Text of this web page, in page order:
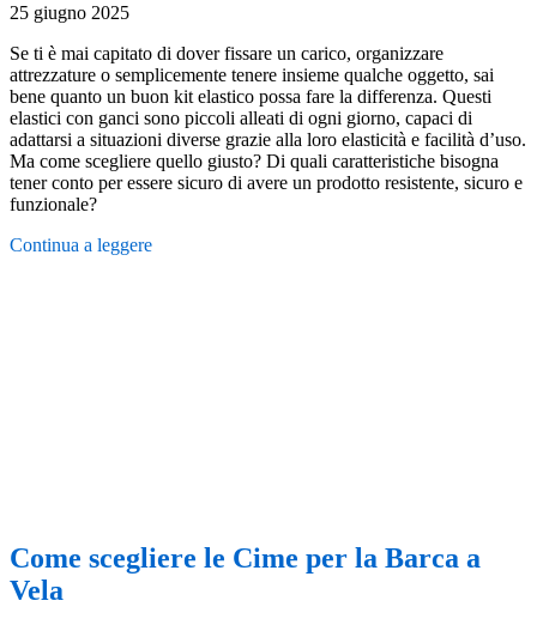
25 giugno 2025
Se ti è mai capitato di dover fissare un carico, organizzare
attrezzature o semplicemente tenere insieme qualche oggetto, sai
bene quanto un buon kit elastico possa fare la differenza. Questi
elastici con ganci sono piccoli alleati di ogni giorno, capaci di
adattarsi a situazioni diverse grazie alla loro elasticità e facilità d’uso.
Ma come scegliere quello giusto? Di quali caratteristiche bisogna
tener conto per essere sicuro di avere un prodotto resistente, sicuro e
funzionale?
Continua a leggere
Come scegliere le Cime per la Barca a
Vela